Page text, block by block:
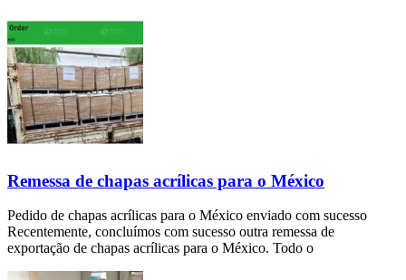
Remessa de chapas acrílicas para o México
Pedido de chapas acrílicas para o México enviado com sucesso
Recentemente, concluímos com sucesso outra remessa de
exportação de chapas acrílicas para o México. Todo o